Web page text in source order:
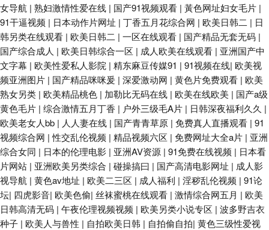
女导航 | 熟妇激情性爱在线 | 国产91视频观看 | 黃色网址妇女毛片 |
91干逼视频 | 日本动作片网址 | 丁香五月花综合网 | 欧美日韩二 | 日
韩另类在线观看 | 欧美日韩二 | 一区在线观看 | 国产精品无套无码 |
国产综合成人 | 欧美日韩综合一区 | 成人欧美在线观看 | 亚洲国产中
文字幕 | 欧美性爱私人影院 | 精东麻豆传媒91 | 91视频在线| 欧美视
频亚洲图片 | 国产精品咪咪爰 | 深爱激动网 | 黄色片免费观看 | 欧美
熟女另类 | 欧美精品桃色 | 加勒比无码在线 | 欧美在线欧美 | 国产a级
黄色毛片 | 综合激情五月丁香 | 户外三级毛A片 | 日韩深夜福利久久 |
欧美老女人bb | 人人妻在线 | 国产青青草原 | 免费真人直播观看 | 91
视频综合网 |性交乱伦视频 | 精品视频六区 | 免费网址大全a片 | 亚洲
综合女同 | 日本的伦理电影 | 亚洲AV资源 | 91免费在线视频 | 日本看
片网站 | 亚洲欧美另类综合 | 碰操搞曰 | 国产高清电影网址 | 成人影
视导航 | 黄色av地址 | 欧美二三区 | 成人福利 | 淫秽乱伦视频 | 91论
坛| 四虎影音| 欧美色偷| 丝袜蜜桃在线观看 | 激情综合网五月 | 欧美
日韩高清无码 | 午夜伦理视频视频 | 欧美另类小说专区 | 波多野吉衣
种子 | 欧美人与兽性 | 自拍欧美日韩 | 自拍偷自拍| 黄色三级性爱视